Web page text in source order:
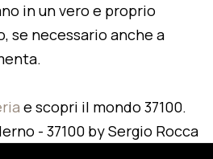
in un vero e proprio
se necessario anche a
e scopri il mondo 37100.